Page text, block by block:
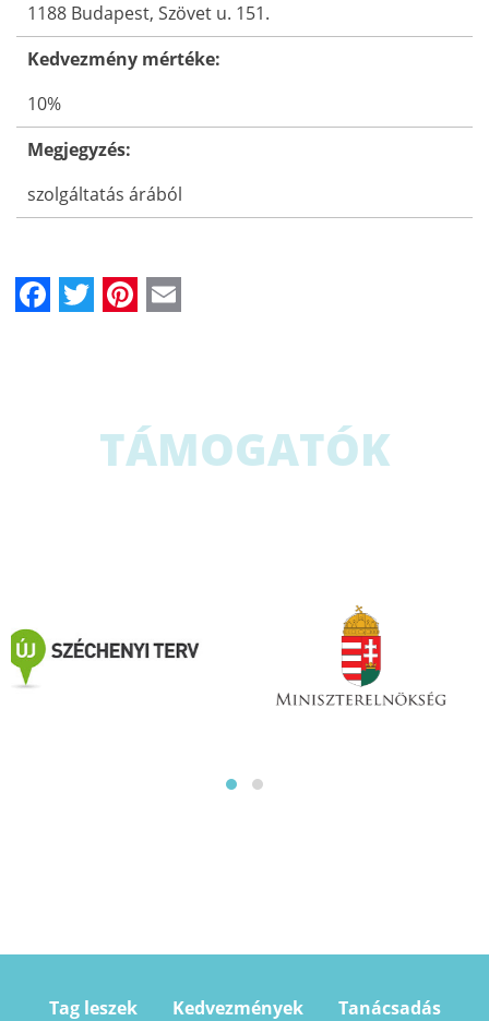
1188 Budapest, Szövet u. 151.
Kedvezmény mértéke:
10%
Megjegyzés:
szolgáltatás árából
Facebook
TwitterPinterest
TÁMOGATÓK
Tag leszek Kedvezmények
Tanácsadás